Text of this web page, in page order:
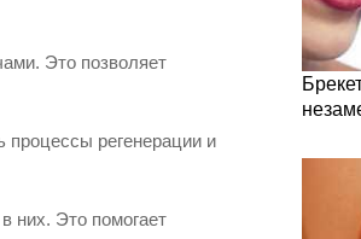
Это позволяет
процессы регенерации и
них. Это помогает